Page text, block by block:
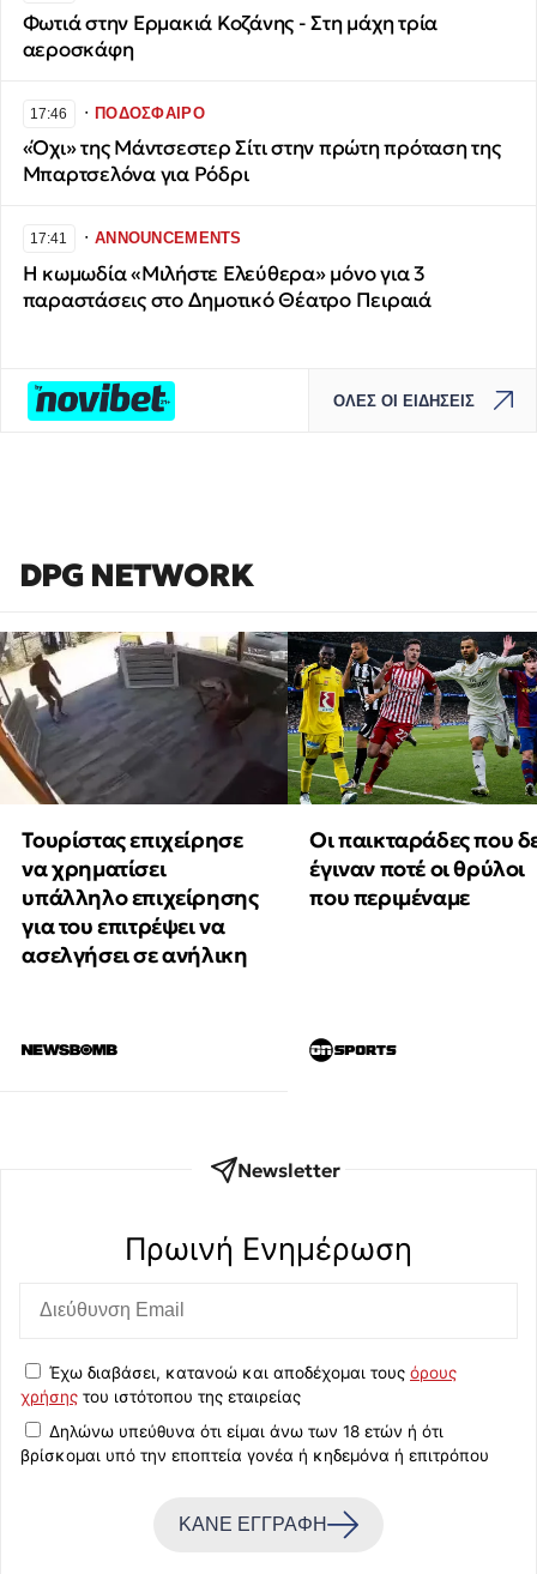
Φωτιά στην Ερμακιά Κοζάνης - Στη μάχη τρία
αεροσκάφη
17:46 ∙ΠΟΔΟΣΦΑΙΡΟ
«Όχι» της Μάντσεστερ Σίτι στην πρώτη πρόταση της
Μπαρτσελόνα για Ρόδρι
17:41 ∙ANNOUNCEMENTS
Η κωμωδία «Μιλήστε Ελεύθερα» μόνο για 3
παραστάσεις στο Δημοτικό Θέατρο Πειραιά
ΟΛΕΣ ΟΙ ΕΙΔΗΣΕΙΣ
DPG NETWORK
Τουρίστας επιχείρησε
να χρηματίσει
υπάλληλο επιχείρησης
για του επιτρέψει να
ασελγήσει σε ανήλικη
Οι παικταράδες που
έγιναν ποτέ οι θρύλοι
που περιμέναμε
Newsletter
Πρωινή Eνημέρωση
Έχω διαβάσει, κατανοώ και αποδέχομαι τους όρους
χρήσης του ιστότοπου της εταιρείας
Δηλώνω υπεύθυνα ότι είμαι άνω των 18 ετών ή ότι
βρίσκομαι υπό την εποπτεία γονέα ή κηδεμόνα ή επιτρόπου
ΚΑΝΕ ΕΓΓΡΑΦΗ